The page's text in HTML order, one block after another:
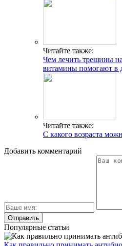
Читайте также:
Чем лечить трещины
витамины помогают в
Читайте также:
С какого возраста
Добавить комментарий
Популярные статьи